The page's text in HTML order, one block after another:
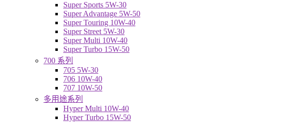
Super Sports 5W-30
Super Advantage 5W-50
Super Touring 10W-40
Super Street 5W-30
Super Multi 10W-40
Super Turbo 15W-50
700 系列
705 5W-30
706 10W-40
707 10W-50
多用途系列
Hyper Multi 10W-40
Hyper Turbo 15W-50